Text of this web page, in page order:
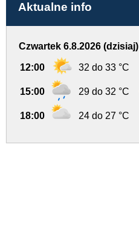
Aktualne info
Czwartek 6.8.2026 (dzisiaj)
12:00 32 do 33 °C
15:00 29 do 32 °C
18:00 24 do 27 °C